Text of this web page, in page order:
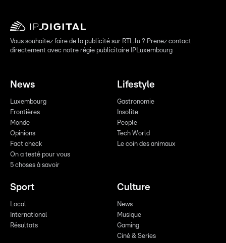
Vous souhaitez faire de la publicité sur RTL.lu ? Prenez contact
directement avec notre régie publicitaire IPLuxembourg
News
Luxembourg
Frontières
Monde
Opinions
Fact check
On a testé pour vous
5 choses à savoir
Lifestyle
Gastronomie
Insolite
People
Tech World
Le coin des animaux
Sport
Local
International
Résultats
Culture
News
Musique
Gaming
Ciné & Series